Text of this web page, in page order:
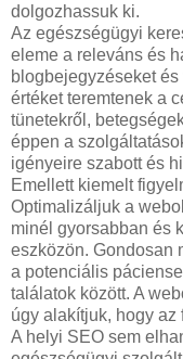
dolgozhassuk ki.
Az egészségügyi
eleme a releváns és
blogbejegyzéseket
értéket teremtenek a
tünetekről,
éppen a
igényeire szabott és
Emellett kiemelt
Optimalizáljuk a
minél gyorsabban és
eszközön. Gondosan
a potenciális
találatok között. A
úgy alakítjuk, hogy
A helyi SEO sem